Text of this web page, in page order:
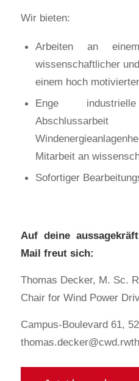
Wir bieten:
Arbeiten an
wissenschaftlicher
einem hoch
Enge
Mitarbeit an
Sofortiger
Auf deine
Mail freut sich:
Thomas Decker, M. Sc.
Chair for Wind Power
Campus-Boulevard 61,